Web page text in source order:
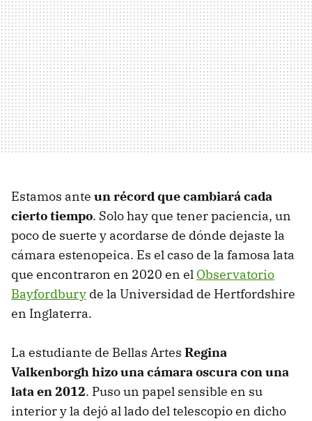
Estamos ante un récord que cambiará cada
cierto tiempo. Solo hay que tener paciencia, un
poco de suerte y acordarse de dónde dejaste la
cámara estenopeica. Es el caso de la famosa lata
que encontraron en 2020 en el Observatorio
Bayfordbury de la Universidad de Hertfordshire
en Inglaterra.
La estudiante de Bellas Artes Regina
Valkenborgh hizo una cámara oscura con una
lata en 2012. Puso un papel sensible en su
interior y la dejó al lado del telescopio en dicho